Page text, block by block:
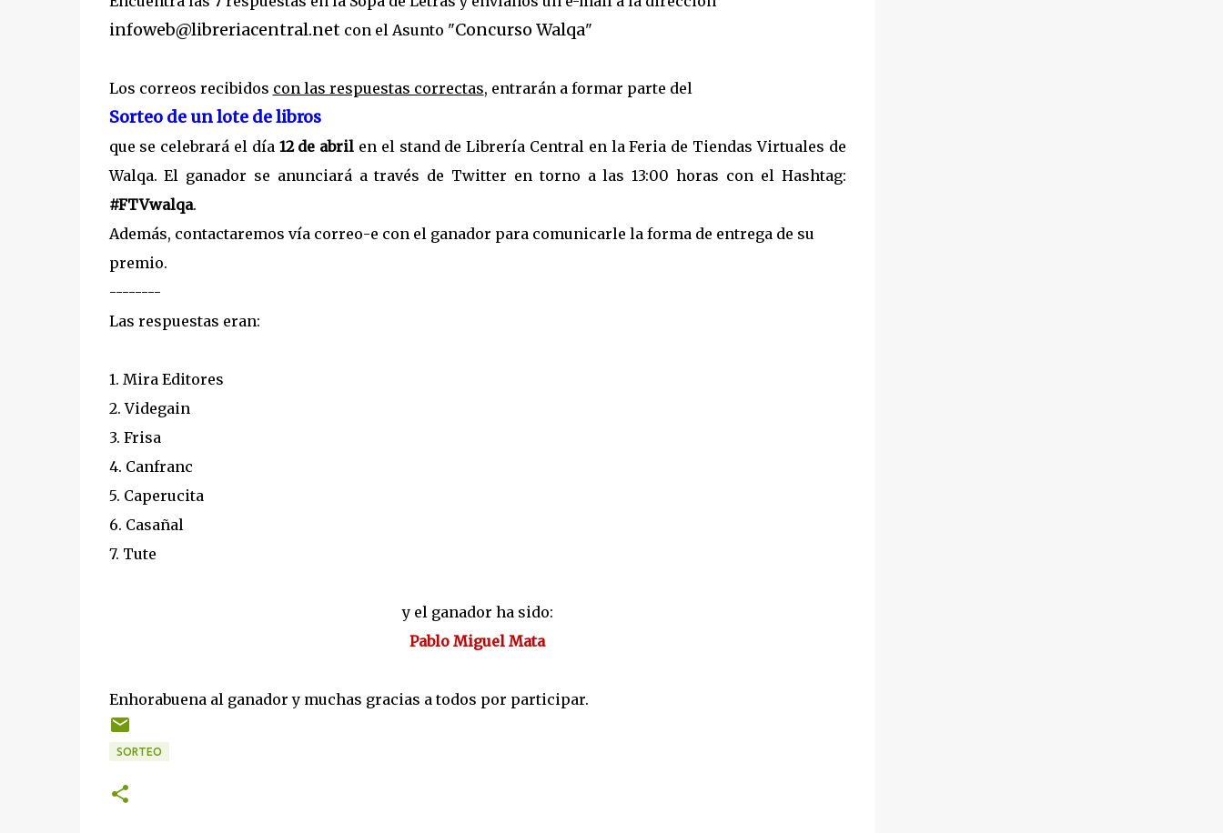
infoweb@libreriacentral.netcon el Asunto "Concurso Walqa"
Los correos recibidos con las respuestas correctas, entrarán a formar parte del
Sorteo de un lote de libros
que se celebrará el día 12 de abril en el stand de Librería Central en la Feria de Tiendas Virtuales de
Walqa. El ganador se anunciará a través de Twitter en torno a las 13:00 horas con el Hashtag:
#FTVwalqa.
Además, contactaremos vía correo-e con el ganador para comunicarle la forma de entrega de su
premio.
--------
Las respuestas eran:
1. Mira Editores
2. Videgain
3. Frisa
4. Canfranc
5. Caperucita
6. Casañal
7. Tute
y el ganador ha sido:
Pablo Miguel Mata
Enhorabuena al ganador y muchas gracias a todos por participar.
SORTEO